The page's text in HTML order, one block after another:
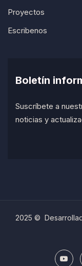
Proyectos
Escribenos
Boletín
Suscríbete a
noticias y
2025 ©